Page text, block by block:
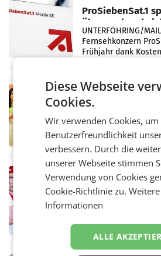
ProSiebenSat.1
überraschend viel
UNTERFÖHRING/
Fernsehkonzern
Frühjahr dank
RETAIL
Eine Bühne für
Müller
Über den gesamten
Altstoff Recycling
Handelskonzern
„Kreislauf-Helden“
Müller-Filialen
Penny
WIENER NEUDORF.
erneuert Penny
Oberösterreich. Die
in Haag sowie im
Diese Webseite
Cookies.
Wir verwenden Cookies, um
Benutzerfreundlichkeit
verbessern. Durch die
unserer Webseite stimmen
Verwendung von Cookies
Cookie-Richtlinie zu.Weitere
Informationen
ALLE